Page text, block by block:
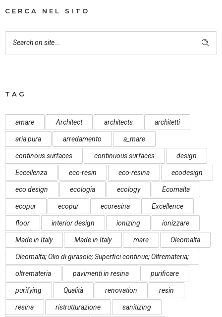
CERCA NEL SITO
TAG
amare Architect architects architetti
aria pura arredamento a_mare
continous surfaces continuous surfaces design
Eccellenza eco-resin eco-resina ecodesign
eco design ecologia ecology Ecomalta
ecopur ecopur ecoresina Excellence
floor interior design ionizing ionizzare
Made in Italy Made in Italy mare Oleomalta
Oleomalta; Olio di girasole; Superfici continue; Oltremateria;
oltremateria pavimenti in resina purificare
purifying Qualità renovation resin
resina ristrutturazione sanitizing